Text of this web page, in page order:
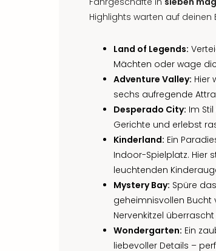
Highlights warten auf deinen
Land of Legends:
Mächten oder wage
Adventure Valley: Hier
sechs aufregende
Desperado City: Im
Gerichte und erlebst
Kinderland: Ein
Indoor-Spielplatz. Hier
leuchtenden
Mystery Bay: Spüre
geheimnisvollen
Nervenkitzel überrascht
Wondergarten: Ein
liebevoller Details –